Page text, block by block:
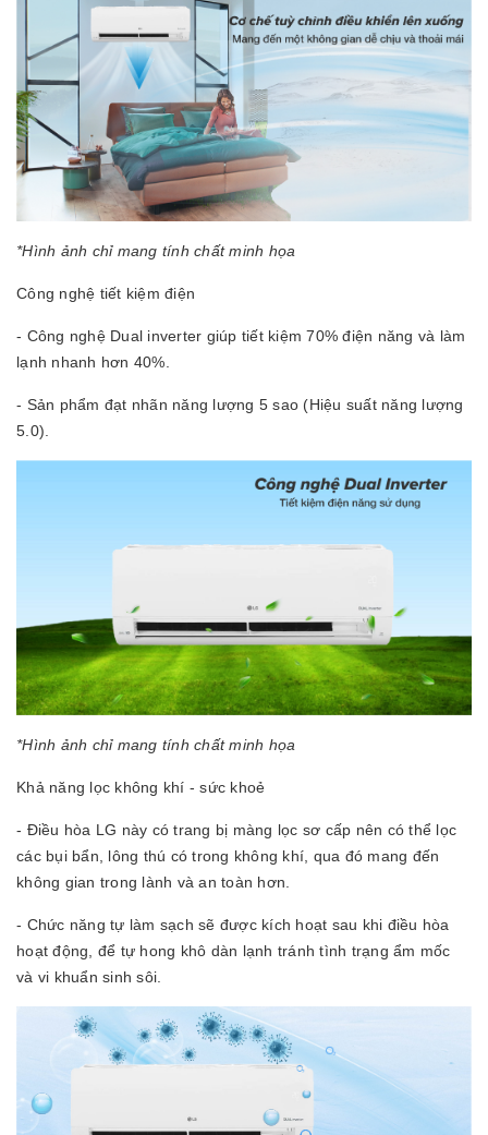
*Hình ảnh chỉ mang tính chất minh họa
Công nghệ tiết kiệm điện
- Công nghệ Dual inverter giúp tiết kiệm 70% điện năng và làm
lạnh nhanh hơn 40%.
- Sản phẩm đạt nhãn năng lượng 5 sao (Hiệu suất năng lượng
5.0).
*Hình ảnh chỉ mang tính chất minh họa
Khả năng lọc không khí - sức khoẻ
- Điều hòa LG này có trang bị màng lọc sơ cấp nên có thể lọc
các bụi bẩn, lông thú có trong không khí, qua đó mang đến
không gian trong lành và an toàn hơn.
- Chức năng tự làm sạch sẽ được kích hoạt sau khi điều hòa
hoạt động, để tự hong khô dàn lạnh tránh tình trạng ẩm mốc
và vi khuẩn sinh sôi.